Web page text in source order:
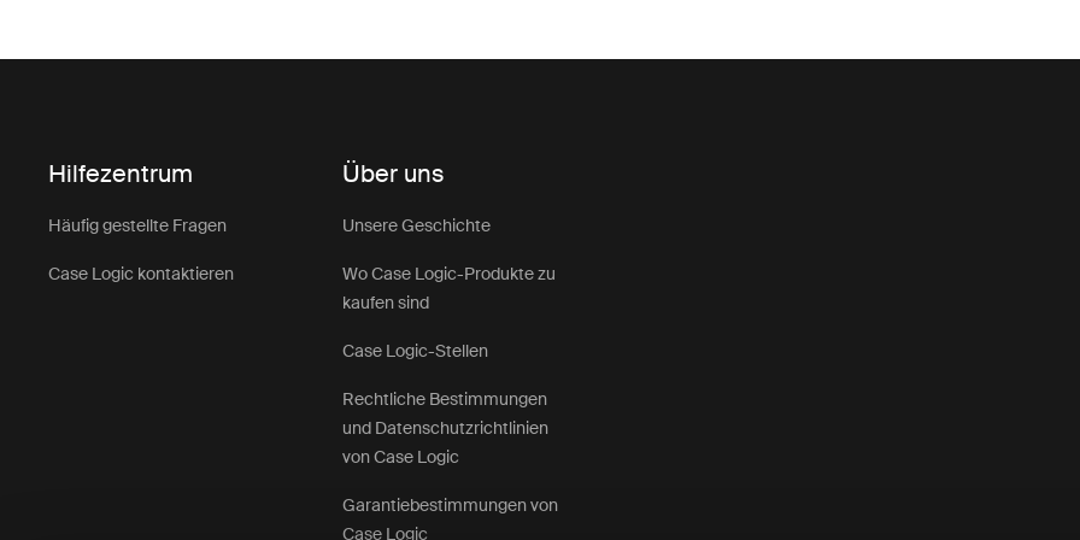
Hilfezentrum
Häufig gestellte Fragen
Case Logic kontaktieren
Über uns
Unsere Geschichte
Wo Case Logic-Produkte zu
kaufen sind
Case Logic-Stellen
Rechtliche Bestimmungen
und Datenschutzrichtlinien
von Case Logic
Garantiebestimmungen von
Case Logic